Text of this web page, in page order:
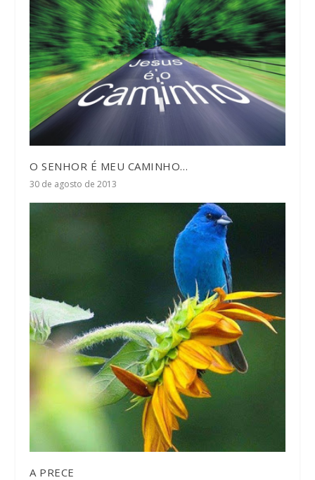
O SENHOR É MEU CAMINHO…
30 de agosto de 2013
A PRECE